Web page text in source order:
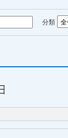
分類